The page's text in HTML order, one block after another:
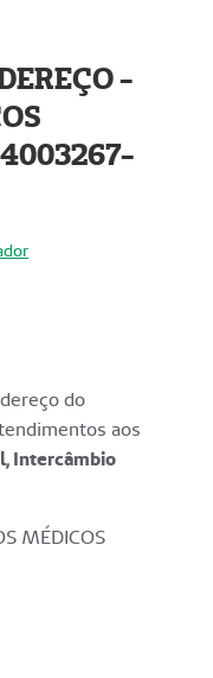
-
do
aos
Intercâmbio
MÉDICOS